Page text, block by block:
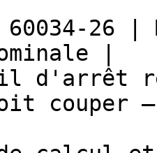
26 |
|
d'arrêt
couper